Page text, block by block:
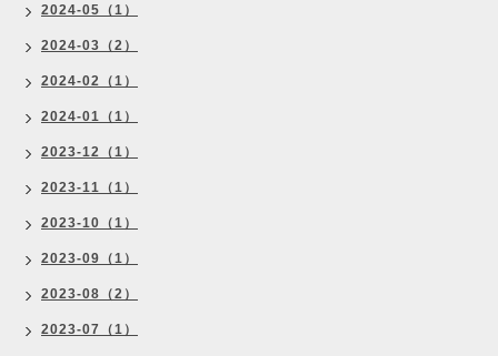
2024-05（1）
2024-03（2）
2024-02（1）
2024-01（1）
2023-12（1）
2023-11（1）
2023-10（1）
2023-09（1）
2023-08（2）
2023-07（1）